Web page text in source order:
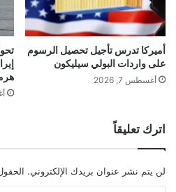
حماس تعهدت بنزع سلاحها
الدول ستدمر حماس”
وأكد ترامب أن إسرائيل
بموجب “خطة السلام”
موضحا أن هناك اختلاف
ا
ت
س
و
أ
خ
ي
رً
أ
ن
ه
ا
ق
م
ة
أميركا تدرس تأجيل تحصيل الرسوم
على واردات البولي سيليكون
أغسطس 7, 2026
هرمز
اترك تعليقاً
لن يتم نشر عنوان بريدك الإلكتروني.